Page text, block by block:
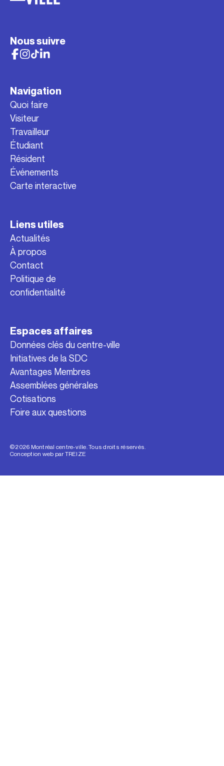
Nous suivre
Navigation
Quoi faire
Visiteur
Travailleur
Étudiant
Résident
Événements
Carte interactive
Liens utiles
Actualités
À propos
Contact
Politique de
confidentialité
Espaces affaires
Données clés du centre-ville
Initiatives de la SDC
Avantages Membres
Assemblées générales
Cotisations
Foire aux questions
© 2026 Montréal centre-ville. Tous droits réservés.
Conception web parTREIZE